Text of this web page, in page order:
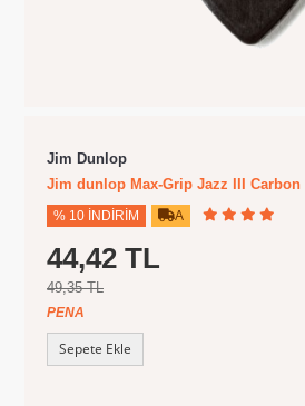
Jim Dunlop
Jim dunlop Max-Grip Jazz III Carbon
% 10 İNDIRIM A
44,42 TL
49,35 TL
PENA
Sepete Ekle